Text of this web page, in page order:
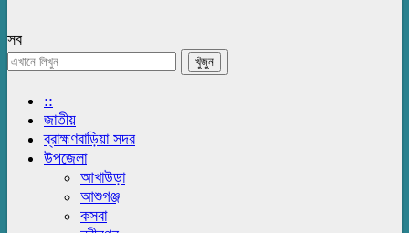
সব
::
জাতীয়
ব্রাহ্মণবাড়িয়া সদর
উপজেলা
আখাউড়া
আশুগঞ্জ
কসবা